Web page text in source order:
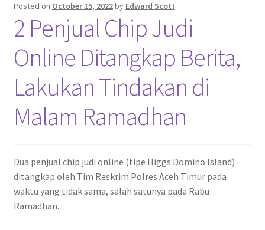
Privacy Policy
Posted on October 15, 2022by Edward Scott
2 Penjual Chip Judi
Online Ditangkap Berita,
Lakukan Tindakan di
Malam Ramadhan
Dua penjual chip judi online (tipe Higgs Domino Island)
ditangkap oleh Tim Reskrim Polres Aceh Timur pada
waktu yang tidak sama, salah satunya pada Rabu
Ramadhan.